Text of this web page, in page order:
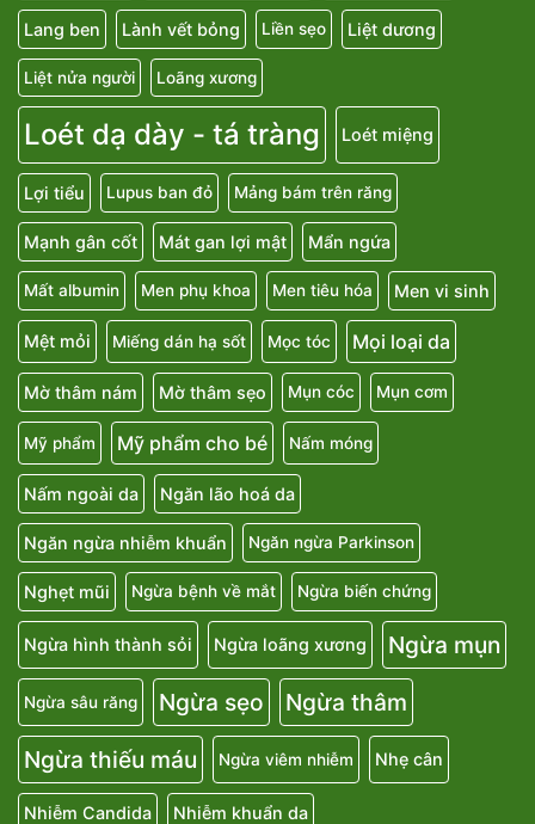
Lang ben Lành vết bỏng Liền sẹo Liệt dương
Liệt nửa người Loãng xương
Loét dạ dày - tá tràng Loét miệng
Lợi tiểu Lupus ban đỏ Mảng bám trên răng
Mạnh gân cốt Mát gan lợi mật Mẩn ngứa
Mất albumin Men phụ khoa Men tiêu hóa Men vi sinh
Mệt mỏi Miếng dán hạ sốt Mọc tóc Mọi loại da
Mờ thâm nám Mờ thâm sẹo Mụn cóc Mụn cơm
Mỹ phẩm Mỹ phẩm cho bé Nấm móng
Nấm ngoài da Ngăn lão hoá da
Ngăn ngừa nhiễm khuẩn Ngăn ngừa Parkinson
Nghẹt mũi Ngừa bệnh về mắt Ngừa biến chứng
Ngừa hình thành sỏi Ngừa loãng xương Ngừa mụn
Ngừa sâu răng Ngừa sẹo
Ngừa thâm
Ngừa thiếu máu
Ngừa viêm nhiễm Nhẹ cân
Nhiễm Candida Nhiễm khuẩn da